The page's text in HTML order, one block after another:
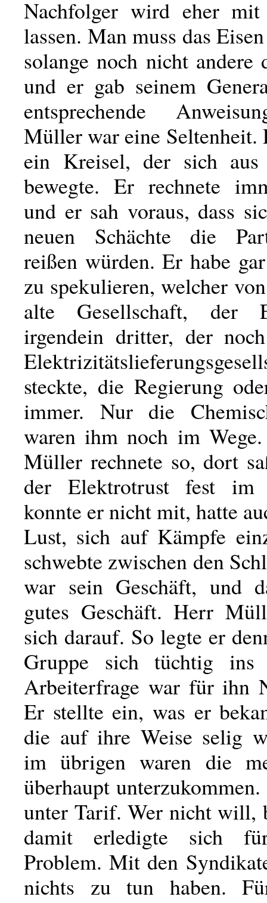
Nachfolger wird eher
lassen. Man muss das
solange noch nicht andere
und er gab seinem
entsprechende
Müller war eine Seltenheit.
ein Kreisel, der sich aus
bewegte. Er rechnete
und er sah voraus, dass
neuen Schächte die
reißen würden. Er habe
zu spekulieren, welcher
alte Gesellschaft, der
irgendein dritter, der
steckte, die Regierung
immer. Nur die
waren ihm noch im
Müller rechnete so, dort
der Elektrotrust fest im
konnte er nicht mit, hatte
Lust, sich auf Kämpfe
schwebte zwischen den
war sein Geschäft, und
gutes Geschäft. Herr
sich darauf. So legte er
Gruppe sich tüchtig
Arbeiterfrage war für ihn
Er stellte ein, was er
die auf ihre Weise selig
im übrigen waren die
überhaupt
unter Tarif. Wer nicht will,
damit erledigte sich
Problem. Mit den
nichts zu tun haben.